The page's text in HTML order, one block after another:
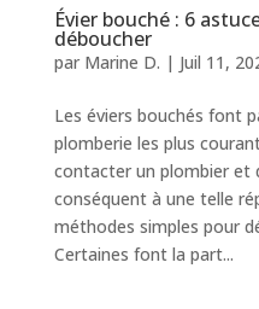
Évier bouché : 6
déboucher
par Marine D. | Juil 11,
Les éviers bouchés font
plomberie les plus
contacter un plombier et
conséquent à une telle
méthodes simples pour
Certaines font la part...